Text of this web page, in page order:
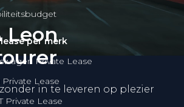
per merk
Private Lease
Private Lease
Private Lease
Leon
in te leveren op plezier